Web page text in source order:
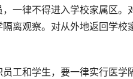
一律不得进入学校家属区。
离观察。对从外地返回学校
工和学生，要一律实行医学